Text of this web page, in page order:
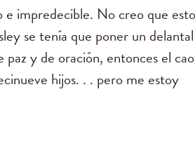
impredecible. No creo que
se tenía que poner un
y de oración, entonces el
hijos. . . pero me estoy